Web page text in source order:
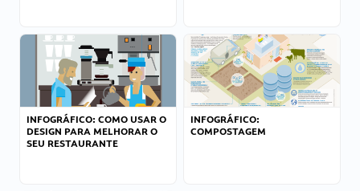
INFOGRÁFICO: COMO USAR O
DESIGN PARA MELHORAR O
SEU RESTAURANTE
INFOGRÁFICO:
COMPOSTAGEM